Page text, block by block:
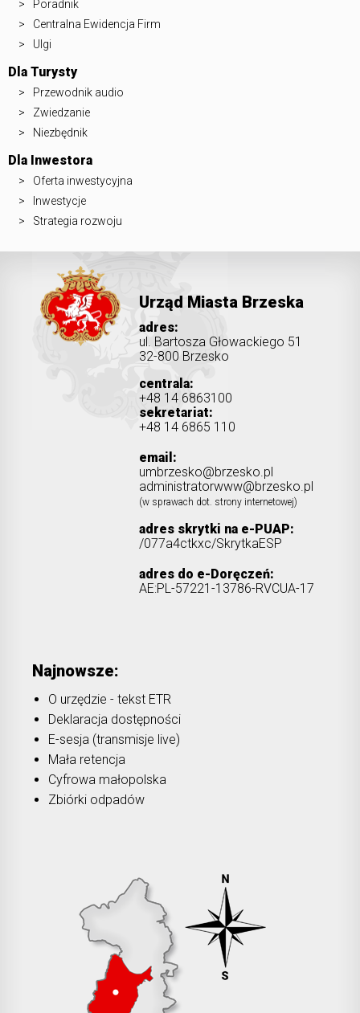
Poradnik
Centralna Ewidencja Firm
Ulgi
Dla Turysty
Przewodnik audio
Zwiedzanie
Niezbędnik
Dla Inwestora
Oferta inwestycyjna
Inwestycje
Strategia rozwoju
Najnowsze:
O urzędzie - tekst ETR
Deklaracja dostępności
E-sesja (transmisje live)
Mała retencja
Cyfrowa małopolska
Zbiórki odpadów
Urząd Miasta Brzeska
adres:
ul. Bartosza Głowackiego 51
32-800 Brzesko
centrala:
+48 14 6863100
sekretariat:
+48 14 6865 110
email:
umbrzesko@brzesko.pl
administratorwww@brzesko.pl
(w sprawach dot. strony internetowej)
adres skrytki na e-PUAP:
/077a4ctkxc/SkrytkaESP
adres do e-Doręczeń:
AE:PL-57221-13786-RVCUA-17